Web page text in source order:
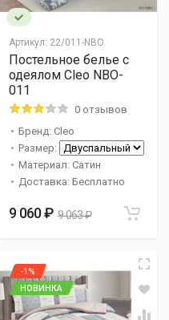
Артикул: 22/011-NBO
Постельное белье с
одеялом Cleo NBO-
011
0 отзывов
Бренд: Cleo
Размер:
Материал: Сатин
Доставка: Бесплатно
9 060 ₽ 9 063 ₽
-1%
НОВИНКА